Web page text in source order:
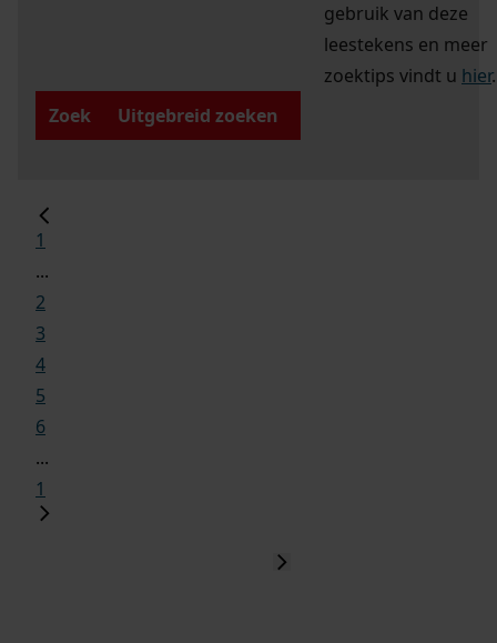
gebruik van deze
leestekens en meer
zoektips vindt u hier.
Zoek
Uitgebreid zoeken
1
...
2
3
4
5
6
...
1